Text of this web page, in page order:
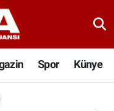
Spor Künye